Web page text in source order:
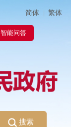
简体 | 繁体
智能问答
搜索